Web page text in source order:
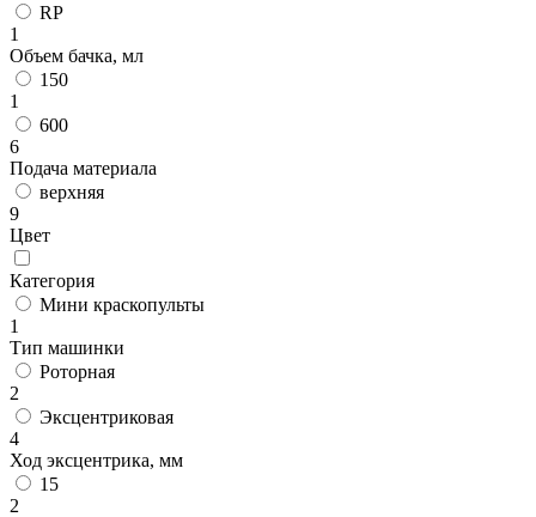
RP
1
Объем бачка, мл
150
1
600
6
Подача материала
верхняя
9
Цвет
Категория
Мини краскопульты
1
Тип машинки
Роторная
2
Эксцентриковая
4
Ход эксцентрика, мм
15
2